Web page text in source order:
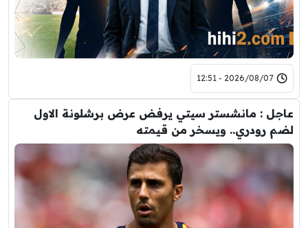
2026/08/07 - 12:51
عاجل : مانشستر سيتي يرفض عرض برشلونة الاول
لضم رودري.. ويسخر من قيمته